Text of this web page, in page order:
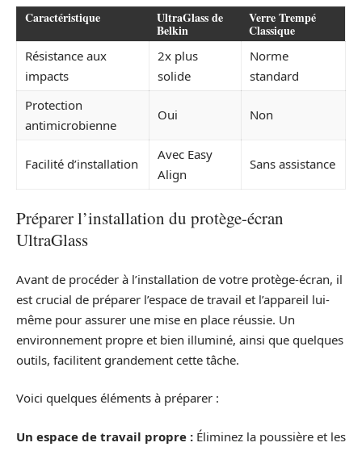
Caractéristique UltraGlass de
Belkin
Verre Trempé
Classique
Résistance aux
impacts
2x plus
solide
Norme
standard
Protection
antimicrobienne
Oui Non
Facilité d’installation
Avec Easy
Align
Sans assistance
Préparer l’installation du protège-écran
UltraGlass
Avant de procéder à l’installation de votre protège-écran, il
est crucial de préparer l’espace de travail et l’appareil lui-
même pour assurer une mise en place réussie. Un
environnement propre et bien illuminé, ainsi que quelques
outils, facilitent grandement cette tâche.
Voici quelques éléments à préparer :
Un espace de travail propre : Éliminez la poussière et les